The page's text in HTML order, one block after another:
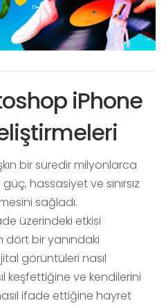
iPhone
bir süredir milyonlarca
hassasiyet ve sınırsız
sağladı.
üzerindeki etkisi
dört bir yanındaki
görüntüleri nasıl
keşfettiğine ve kendilerini
ifade ettiğine hayret